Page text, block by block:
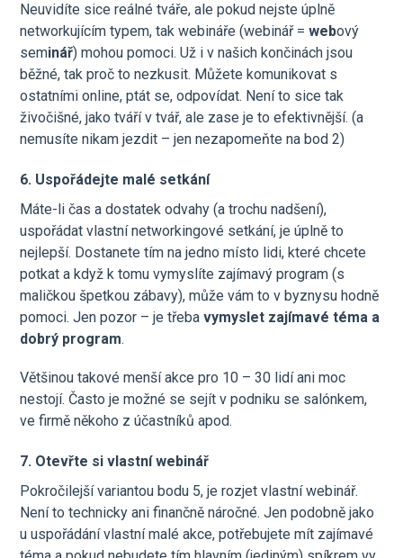
Neuvidíte sice reálné tváře, ale pokud nejste úplně
networkujícím typem, tak webináře (webinář =webový
seminář) mohou pomoci. Už i v našich končinách jsou
běžné, tak proč to nezkusit. Můžete komunikovat s
ostatními online, ptát se, odpovídat. Není to sice tak
živočišné, jako tváří v tvář, ale zase je to efektivnější. (a
nemusíte nikam jezdit – jen nezapomeňte na bod 2)
6. Uspořádejte malé setkání
Máte-li čas a dostatek odvahy (a trochu nadšení),
uspořádat vlastní networkingové setkání, je úplně to
nejlepší. Dostanete tím na jedno místo lidi, které chcete
potkat a když k tomu vymyslíte zajímavý program (s
maličkou špetkou zábavy), může vám to v byznysu hodně
pomoci. Jen pozor – je třebavymyslet zajímavé téma a
dobrý program.
Většinou takové menší akce pro 10 – 30 lidí ani moc
nestojí. Často je možné se sejít v podniku se salónkem,
ve firmě někoho z účastníků apod.
7. Otevřte si vlastní webinář
Pokročilejší variantou bodu 5, je rozjet vlastní webinář.
Není to technicky ani finančně náročné. Jen podobně jako
u uspořádání vlastní malé akce, potřebujete mít zajímavé